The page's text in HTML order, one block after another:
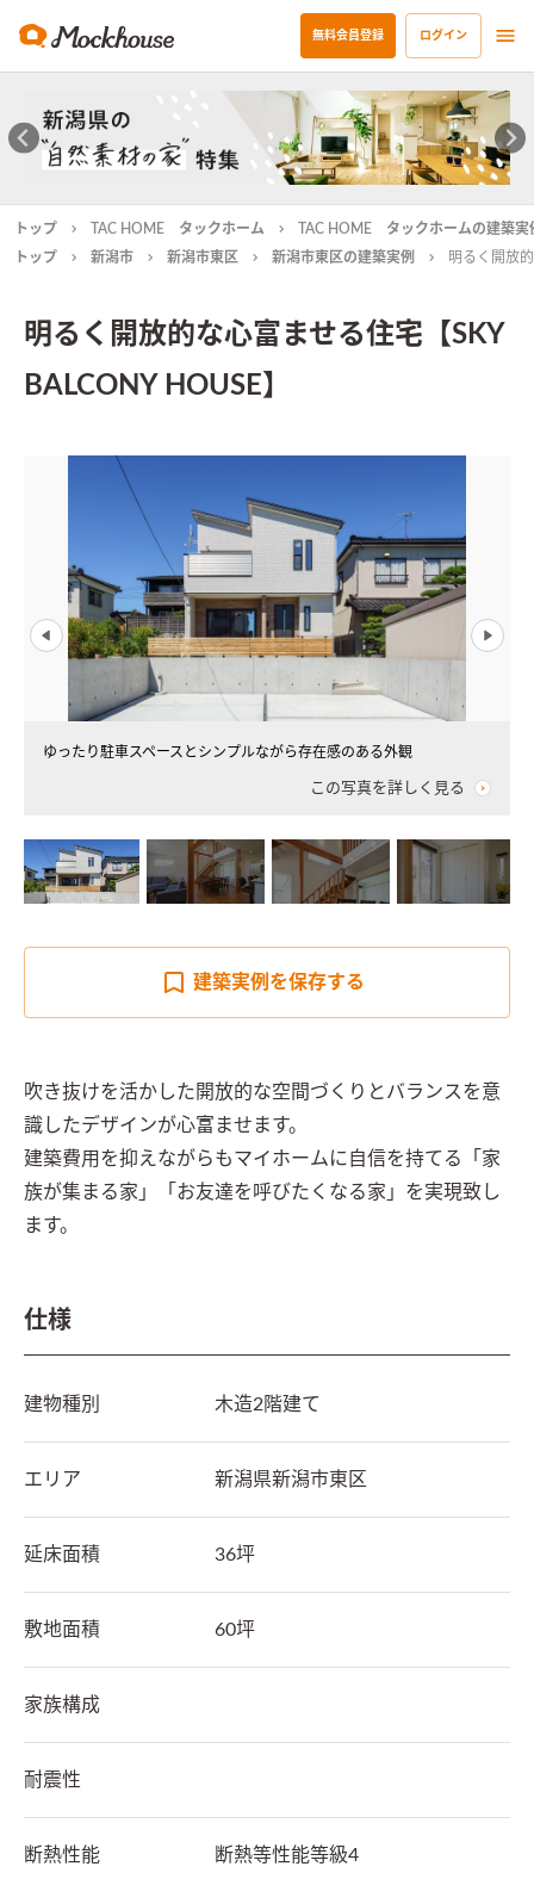
無料会員登録 ログイン
トップ TAC HOME タックホーム
TAC HOME タックホームの建築実
トップ
新潟市 新潟市東区 新潟市東区の建築実例 明るく開放
明るく開放的な心富ませる住宅【SKY
BALCONY HOUSE】
ゆったり駐車スペースとシンプルながら存在感のある外観
この写真を詳しく見る
建築実例を保存する
吹き抜けを活かした開放的な空間づくりとバランスを意
識したデザインが心富ませます。
建築費用を抑えながらもマイホームに自信を持てる「家
族が集まる家」「お友達を呼びたくなる家」を実現致し
ます。
仕様
建物種別 木造2階建て
エリア 新潟県新潟市東区
延床面積 36坪
敷地面積 60坪
家族構成
耐震性
断熱性能 断熱等性能等級4